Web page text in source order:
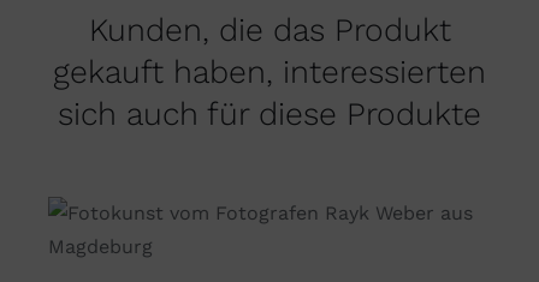
Kunden, die das Produkt
gekauft haben, interessierten
sich auch für diese Produkte
AUSFÜHRUNG WÄHLEN DIESES
DETAILS